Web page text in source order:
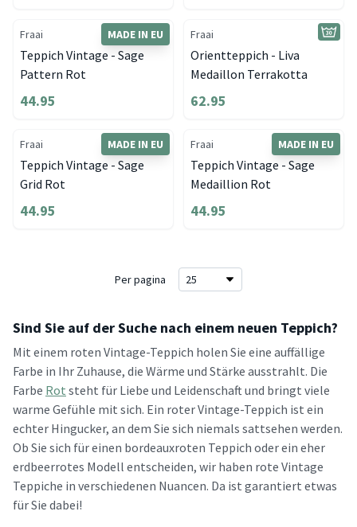
MADE IN EU
Fraai
Teppich Vintage - Sage
Pattern Rot
44.95
Fraai
Orientteppich - Liva
Medaillon Terrakotta
62.95
MADE IN EU
Fraai
Teppich Vintage - Sage
Grid Rot
44.95
MADE IN EU
Fraai
Teppich Vintage - Sage
Medaillion Rot
44.95
Per pagina
Sind Sie auf der Suche nach einem neuen Teppich?
Mit einem roten Vintage-Teppich holen Sie eine auffällige
Farbe in Ihr Zuhause, die Wärme und Stärke ausstrahlt. Die
Farbe Rot steht für Liebe und Leidenschaft und bringt viele
warme Gefühle mit sich. Ein roter Vintage-Teppich ist ein
echter Hingucker, an dem Sie sich niemals sattsehen werden.
Ob Sie sich für einen bordeauxroten Teppich oder ein eher
erdbeerrotes Modell entscheiden, wir haben rote Vintage
Teppiche in verschiedenen Nuancen. Da ist garantiert etwas
für Sie dabei!